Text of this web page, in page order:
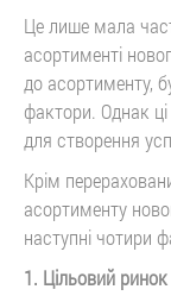
Це лише мала
асортименті
до асортименту,
фактори. Однак
для створення
Крім
асортименту
наступні чотири
1. Цільовий ринок